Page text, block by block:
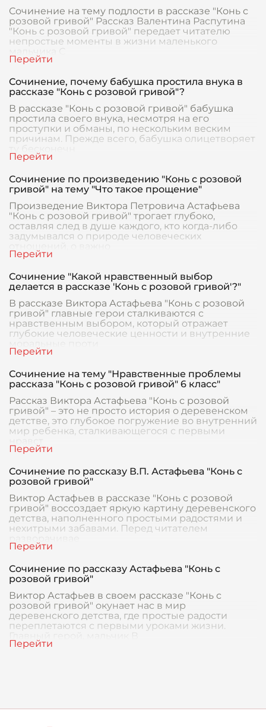
Сочинение на тему подлости в рассказе "Конь с
розовой гривой" Рассказ Валентина Распутина
"Конь с розовой гривой" передает читателю
непростые моменты в жизни маленького
мальчика С
Сочинение, почему бабушка простила внука в
рассказе "Конь с розовой гривой"?
В рассказе "Конь с розовой гривой" бабушка
простила своего внука, несмотря на его
проступки и обманы, по нескольким веским
причинам. Прежде всего, бабушка олицетворяет
ту бесконечн
Сочинение по произведению "Конь с розовой
гривой" на тему "Что такое прощение"
Произведение Виктора Петровича Астафьева
"Конь с розовой гривой" трогает глубоко,
оставляя след в душе каждого, кто когда-либо
задумывался о природе человеческих
Сочинение "Какой нравственный выбор
делается в рассказе 'Конь с розовой гривой'?"
В рассказе Виктора Астафьева "Конь с розовой
гривой" главные герои сталкиваются с
нравственным выбором, который отражает
глубокие человеческие ценности и внутренние
Сочинение на тему "Нравственные проблемы
рассказа "Конь с розовой гривой" 6 класс"
Рассказ Виктора Астафьева "Конь с розовой
гривой" – это не просто история о деревенском
детстве, это глубокое погружение во внутренний
мир ребенка, сталкивающегося с первыми
Сочинение по рассказу В.П. Астафьева "Конь с
розовой гривой"
Виктор Астафьев в рассказе "Конь с розовой
гривой" воссоздает яркую картину деревенского
детства, наполненного простыми радостями и
нехитрыми забавами. Перед читателем
Сочинение по рассказу Астафьева "Конь с
розовой гривой"
Виктор Астафьев в своем рассказе "Конь с
розовой гривой" окунает нас в мир
деревенского детства, где простые радости
переплетаются с первыми уроками жизни.
Главный герой, мальчик В